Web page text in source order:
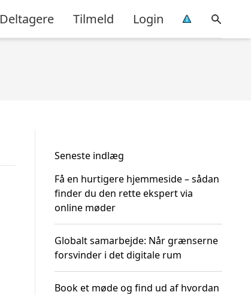
Deltagere Tilmeld Login
Seneste indlæg
Få en hurtigere hjemmeside – sådan
finder du den rette ekspert via
online møder
Globalt samarbejde: Når grænserne
forsvinder i det digitale rum
Book et møde og find ud af hvordan